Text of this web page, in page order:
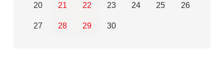
20 21 22 23 24 25 26
27 28 29 30